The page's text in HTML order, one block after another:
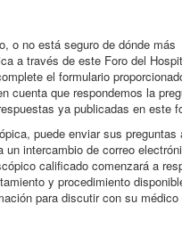
o no está seguro de dónde más
a través de este Foro del
el formulario
cuenta que respondemos la
ya publicadas en este
puede enviar sus preguntas
intercambio de correo
calificado comenzará a
y procedimiento
para discutir con su médico